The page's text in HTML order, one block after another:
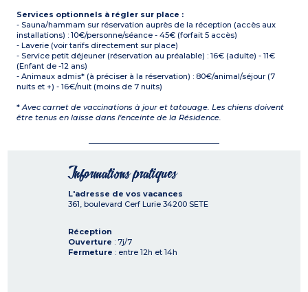
Services optionnels à régler sur place :
- Sauna/hammam sur réservation auprès de la réception (accès aux
installations) : 10€/personne/séance - 45€ (forfait 5 accès)
- Laverie (voir tarifs directement sur place)
- Service petit déjeuner (réservation au préalable) : 16€ (adulte) - 11€
(Enfant de -12 ans)
- Animaux admis* (à préciser à la réservation) : 80€/animal/séjour (7
nuits et +) - 16€/nuit (moins de 7 nuits)
*Avec carnet de vaccinations à jour et tatouage. Les chiens doivent
être tenus en laisse dans l'enceinte de la Résidence.
Informations pratiques
L'adresse de vos vacances
361, boulevard Cerf Lurie 34200 SETE
Réception
Ouverture : 7j/7
Fermeture : entre 12h et 14h